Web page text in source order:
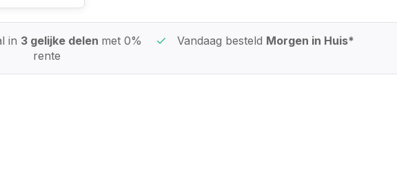
in 3 gelijke delen met 0%
rente
Vandaag besteld Morgen in Huis*